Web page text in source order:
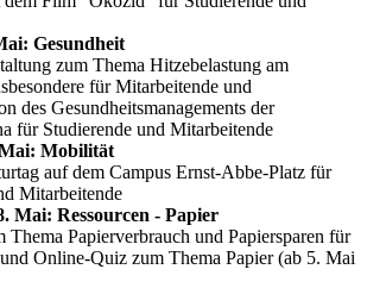
Gesundheit
zum Thema Hitzebelastung am
für Mitarbeitende und
des Gesundheitsmanagements der
für Studierende und Mitarbeitende
Mobilität
auf dem Campus Ernst-Abbe-Platz für
Mitarbeitende
Mai: Ressourcen - Papier
Thema Papierverbrauch und Papiersparen für
Online-Quiz zum Thema Papier (ab 5. Mai